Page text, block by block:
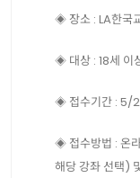
◈ 장소 : LA한국
◈ 대상 : 18세 이
◈ 접수기간 : 5/
◈ 접수방법 : 온
해당 강좌 선택)